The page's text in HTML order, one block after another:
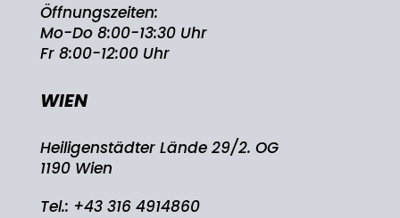
Öffnungszeiten:
Mo-Do 8:00-13:30 Uhr
Fr 8:00-12:00 Uhr
WIEN
Heiligenstädter Lände 29/2. OG
1190 Wien
Tel.: +43 316 4914860